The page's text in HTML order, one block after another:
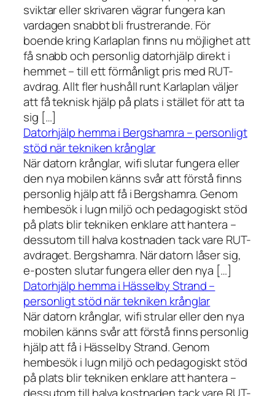
sviktar eller skrivaren vägrar fungera kan
vardagen snabbt bli frustrerande. För
boende kring Karlaplan finns nu möjlighet att
få snabb och personlig datorhjälp direkt i
hemmet – till ett förmånligt pris med RUT-
avdrag. Allt fler hushåll runt Karlaplan väljer
att få teknisk hjälp på plats i stället för att ta
sig […]
Datorhjälp hemma i Bergshamra – personligt
stöd när tekniken krånglar
När datorn krånglar, wifi slutar fungera eller
den nya mobilen känns svår att förstå finns
personlig hjälp att få i Bergshamra. Genom
hembesök i lugn miljö och pedagogiskt stöd
på plats blir tekniken enklare att hantera –
dessutom till halva kostnaden tack vare RUT-
avdraget. Bergshamra. När datorn låser sig,
e-posten slutar fungera eller den nya […]
Datorhjälp hemma i Hässelby Strand –
personligt stöd när tekniken krånglar
När datorn krånglar, wifi strular eller den nya
mobilen känns svår att förstå finns personlig
hjälp att få i Hässelby Strand. Genom
hembesök i lugn miljö och pedagogiskt stöd
på plats blir tekniken enklare att hantera –